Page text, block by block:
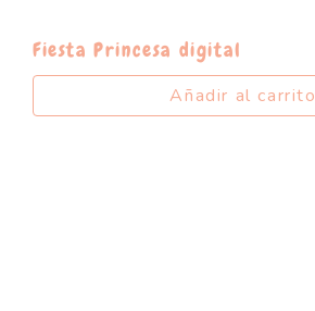
Fiesta Princesa digital
Añadir al carrito